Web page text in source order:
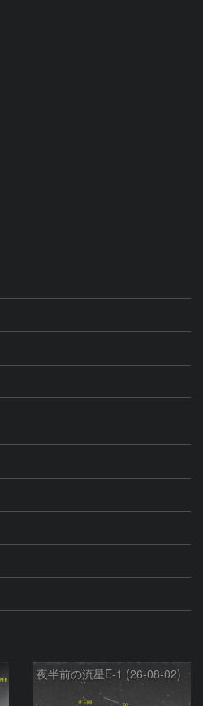
夜半前の流星E-1 (26-08-02)